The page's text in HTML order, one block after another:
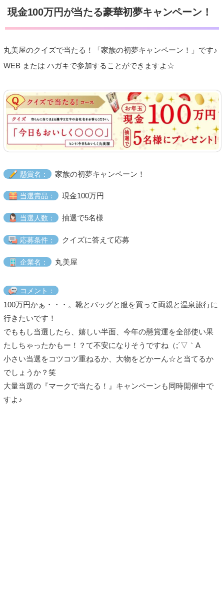
現金100万円が当たる豪華初夢キャンペーン！
丸美屋のクイズで当たる！「家族の初夢キャンペーン！」です♪
WEB または ハガキで参加することができますよ☆
懸賞名： 家族の初夢キャンペーン！
当選賞品： 現金100万円
当選人数： 抽選で5名様
応募条件： クイズに答えて応募
企業名： 丸美屋
コメント：
100万円かぁ・・・。靴とバッグと服を買って両親と温泉旅行に
行きたいです！
でももし当選したら、嬉しい半面、今年の懸賞運を全部使い果
たしちゃったかもー！？て不安になりそうですね（;´▽｀A
小さい当選をコツコツ重ねるか、大物をどかーん☆と当てるか
でしょうか？笑
大量当選の『マークで当たる！』キャンペーンも同時開催中で
すよ♪